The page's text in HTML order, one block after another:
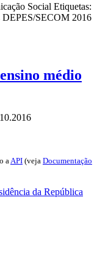
Social Etiquetas:
DEPES/SECOM 2016
médio
a API (veja Documentação
da República